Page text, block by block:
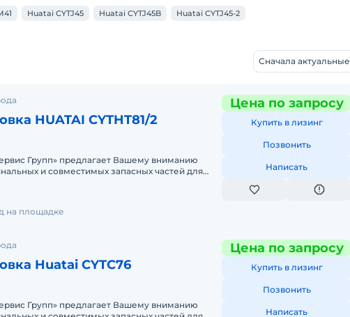
Huatai CYTJ45 Huatai CYTJ45B Huatai CYTJ45-2
Сначала актуальные
HUATAI CYTHT81/2
Групп» предлагает Вашему вниманию
и совместимых запасных частей для
Цена по запросу
Купить в лизинг
Позвонить
Написать
на площадке
Huatai CYTC76
Групп» предлагает Вашему вниманию
Цена по запросу
Купить в лизинг
Позвонить
Написать